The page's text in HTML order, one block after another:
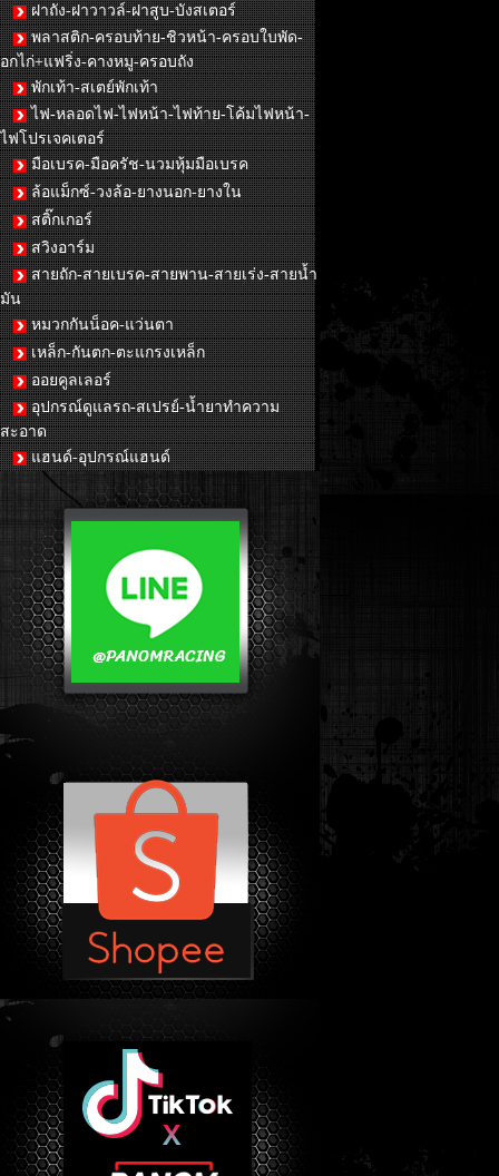
ฝาถัง-ฝาวาวล์-ฝาสูบ-บังสเตอร์
พลาสติก-ครอบท้าย-ชิวหน้า-ครอบใบพัด-
อกไก่+แฟริ่ง-คางหมู-ครอบถัง
พักเท้า-สเตย์พักเท้า
ไฟ-หลอดไฟ-ไฟหน้า-ไฟท้าย-โค้มไฟหน้า-
ไฟโปรเจคเตอร์
มือเบรค-มือครัช-นวมหุ้มมือเบรค
ล้อแม็กซ์-วงล้อ-ยางนอก-ยางใน
สติ๊กเกอร์
สวิงอาร์ม
สายถัก-สายเบรค-สายพาน-สายเร่ง-สายน้ำ
มัน
หมวกกันน็อค-แว่นตา
เหล็ก-กันตก-ตะแกรงเหล็ก
ออยคูลเลอร์
อุปกรณ์ดูแลรถ-สเปรย์-น้ำยาทำความ
สะอาด
แฮนด์-อุปกรณ์แฮนด์